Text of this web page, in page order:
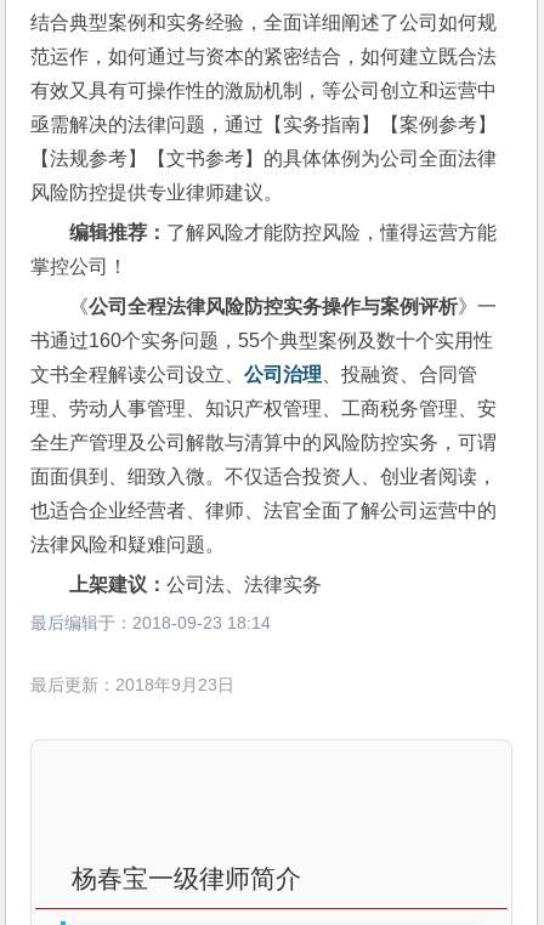
结合典型案例和实务经验，全面详细阐述了公司如何规
范运作，如何通过与资本的紧密结合，如何建立既合法
有效又具有可操作性的激励机制，等公司创立和运营中
亟需解决的法律问题，通过【实务指南】【案例参考】
【法规参考】【文书参考】的具体体例为公司全面法律
风险防控提供专业律师建议。
编辑推荐： 了解风险才能防控风险，懂得运营方能
掌控公司！
《公司全程法律风险防控实务操作与案例评析》一
书通过160个实务问题，55个典型案例及数十个实用性
文书全程解读公司设立、公司治理 、投融资、合同管
理、劳动人事管理、知识产权管理、工商税务管理、安
全生产管理及公司解散与清算中的风险防控实务，可谓
面面俱到、细致入微。不仅适合投资人、创业者阅读，
也适合企业经营者、律师、法官全面了解公司运营中的
法律风险和疑难问题。
上架建议：公司法、法律实务
最后编辑于： 2018-09-23 18:14
最后更新：2018年9月23日
杨春宝一级律师简介